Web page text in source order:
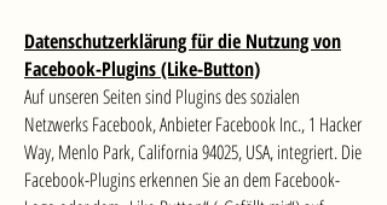
Datenschutzerklärung für die Nutzung von
Facebook-Plugins (Like-Button)
Auf unseren Seiten sind Plugins des sozialen
Netzwerks Facebook, Anbieter Facebook Inc., 1 Hacker
Way, Menlo Park, California 94025, USA, integriert. Die
Facebook-Plugins erkennen Sie an dem Facebook-